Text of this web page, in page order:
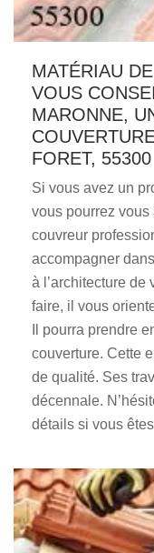
MATÉRIAU
VOUS
MARONNE,
FORET, 55300
Si vous avez un
vous pourrez vous
couvreur
accompagner
à l’architecture de
faire, il vous
Il pourra prendre
couverture. Cette
de qualité. Ses
décennale.
détails si vous